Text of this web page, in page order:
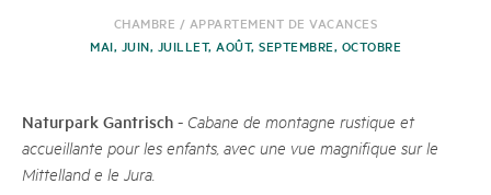
CHAMBRE / APPARTEMENT DE VACANCES
MAI, JUIN, JUILLET, AOÛT, SEPTEMBRE, OCTOBRE
Naturpark Gantrisch - Cabane de montagne rustique et
accueillante pour les enfants, avec une vue magnifique sur le
Mittelland e le Jura.